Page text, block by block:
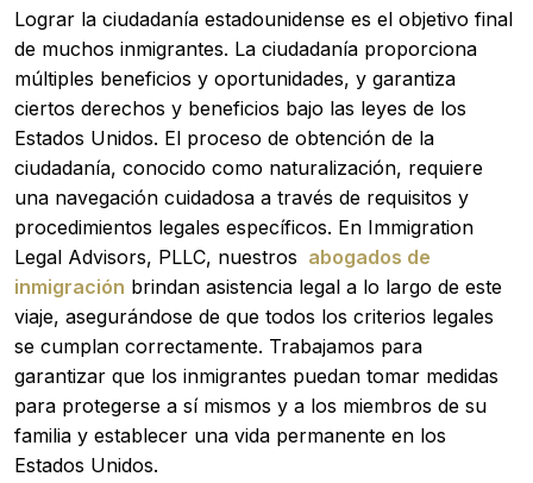
Lograr la ciudadanía estadounidense es el objetivo final
de muchos inmigrantes. La ciudadanía proporciona
múltiples beneficios y oportunidades, y garantiza
ciertos derechos y beneficios bajo las leyes de los
Estados Unidos. El proceso de obtención de la
ciudadanía, conocido como naturalización, requiere
una navegación cuidadosa a través de requisitos y
procedimientos legales específicos. En Immigration
Legal Advisors, PLLC, nuestros abogados de
inmigración brindan asistencia legal a lo largo de este
viaje, asegurándose de que todos los criterios legales
se cumplan correctamente. Trabajamos para
garantizar que los inmigrantes puedan tomar medidas
para protegerse a sí mismos y a los miembros de su
familia y establecer una vida permanente en los
Estados Unidos.